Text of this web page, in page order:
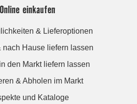
Online einkaufen
& Lieferoptionen
nach Hause liefern lassen
den Markt liefern lassen
& Abholen im Markt
und Kataloge